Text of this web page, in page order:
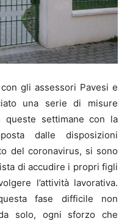
gli assessori Pavesi e
una serie di misure
settimane con la
dalle disposizioni
del coronavirus, si sono
di accudire i propri figli
l’attività lavorativa.
fase difficile non
solo, ogni sforzo che